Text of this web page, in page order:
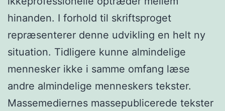
hinanden. I forhold til skriftsproget
repræsenterer denne udvikling en helt ny
situation. Tidligere kunne almindelige
mennesker ikke i samme omfang læse
andre almindelige menneskers tekster.
Massemediernes massepublicerede tekster